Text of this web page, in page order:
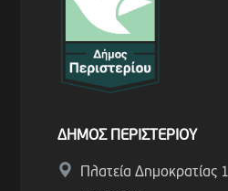
ΔΗΜΟΣ ΠΕΡΙΣΤΕΡΙΟΥ
Πλατεία Δημοκρατίας 1